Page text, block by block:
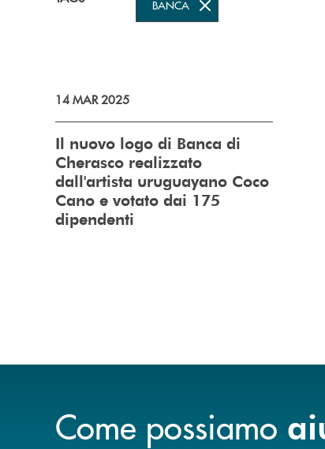
BANCA
14 MAR 2025
Il nuovo logo di Banca di
Cherasco realizzato
dall'artista uruguayano Coco
Cano e votato dai 175
dipendenti
Come possiamo